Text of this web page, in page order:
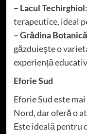
– Lacul Techirghiol
terapeutice, ideal
–Grădina Botanică
găzduiește o
experiență
Eforie Sud
Eforie Sud este
Nord, dar oferă o
Este ideală pentru